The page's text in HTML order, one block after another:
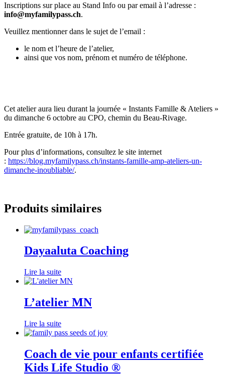
Inscriptions sur place au Stand Info ou par email à l’adresse :
info@myfamilypass.ch.
Veuillez mentionner dans le sujet de l’email :
le nom et l’heure de l’atelier,
ainsi que vos nom, prénom et numéro de téléphone.
Cet atelier aura lieu durant la journée « Instants Famille & Ateliers »
du dimanche 6 octobre au CPO, chemin du Beau-Rivage.
Entrée gratuite, de 10h à 17h.
Pour plus d’informations, consultez le site internet
: https://blog.myfamilypass.ch/instants-famille-amp-ateliers-un-
dimanche-inoubliable/.
Produits similaires
Dayaaluta Coaching
Lire la suite
L’atelier MN
Lire la suite
Coach de vie pour enfants certifiée
Kids Life Studio ®